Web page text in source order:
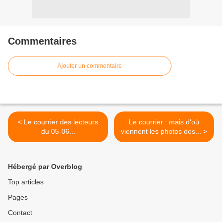
Commentaires
Ajouter un commentaire
< Le courrier des lecteurs
du 05-06...
Le courrier : mais d'où
viennent les photos des... >
Hébergé par Overblog
Top articles
Pages
Contact